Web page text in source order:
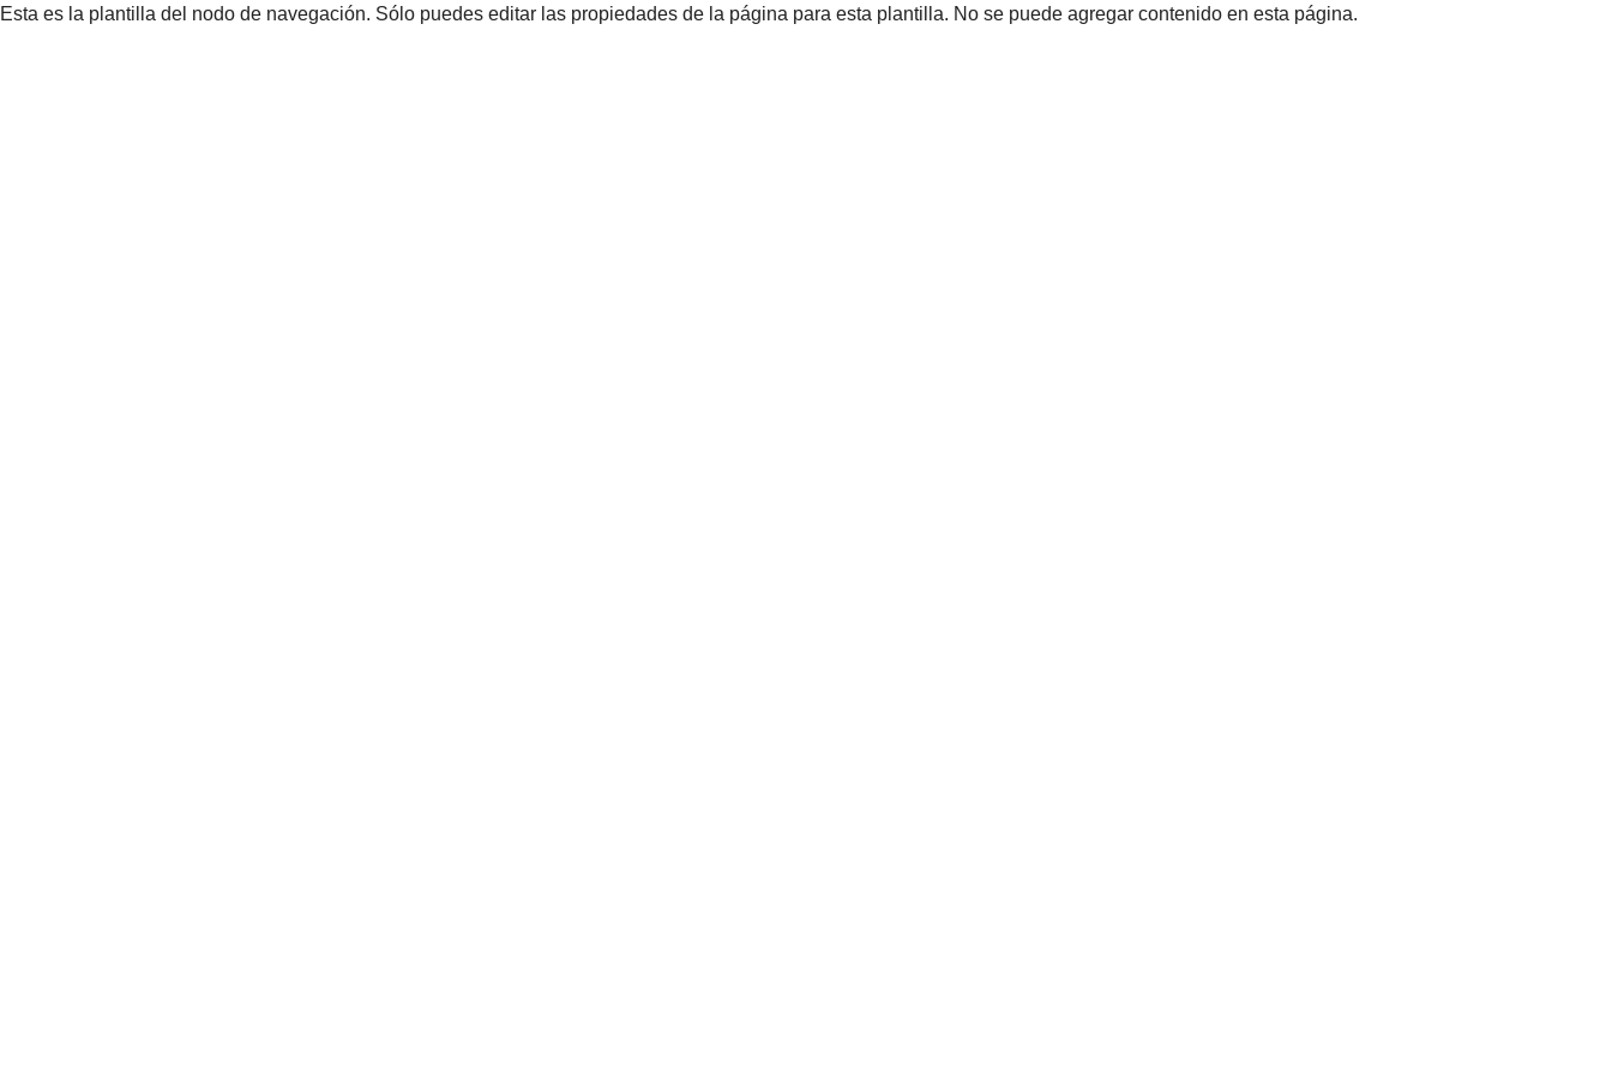
Esta es la plantilla del nodo de navegación. Sólo puedes editar las propiedades de la página para esta plantilla. No se puede agregar contenido en esta página.